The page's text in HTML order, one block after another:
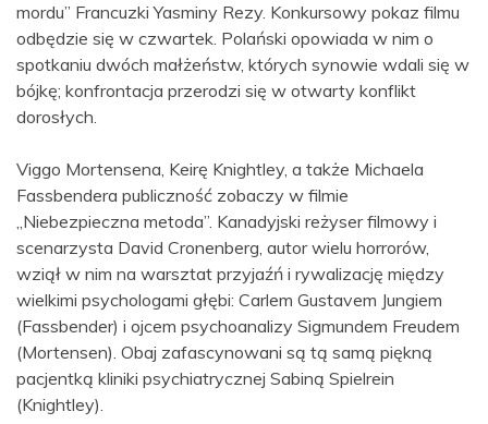
mordu” Francuzki Yasminy Rezy. Konkursowy pokaz filmu
odbędzie się w czwartek. Polański opowiada w nim o
spotkaniu dwóch małżeństw, których synowie wdali się w
bójkę; konfrontacja przerodzi się w otwarty konflikt
dorosłych.
Viggo Mortensena, Keirę Knightley, a także Michaela
Fassbendera publiczność zobaczy w filmie
„Niebezpieczna metoda”. Kanadyjski reżyser filmowy i
scenarzysta David Cronenberg, autor wielu horrorów,
wziął w nim na warsztat przyjaźń i rywalizację między
wielkimi psychologami głębi: Carlem Gustavem Jungiem
(Fassbender) i ojcem psychoanalizy Sigmundem Freudem
(Mortensen). Obaj zafascynowani są tą samą piękną
pacjentką kliniki psychiatrycznej Sabiną Spielrein
(Knightley).